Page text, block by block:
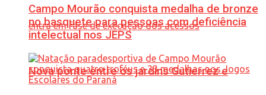
Nova ponte entre os jardins Gutierrez e
Campo Mourão conquista medalha de bronze
no basquete para pessoas com deficiência
intelectual nos JEPS